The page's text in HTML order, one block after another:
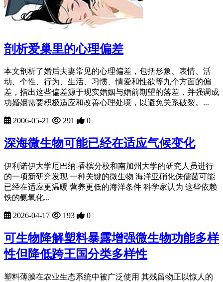
剖析爱巢里的心理偏差
本文剖析了婚后夫妻常见的心理偏差，包括形象、表情、活
动、个性、行为、生活、习惯、情爱和性欲等九个方面的偏
差，指出这些偏差源于现实婚姻与婚前期望的落差，并强调成
功婚姻需要积极适应和改善心理处境，以避免关系破裂。...
2006-05-21 291 0
深海微生物可能已经在适应气候变化
伊利诺伊大学厄巴纳-香槟分校和南加州大学的研究人员进行
的一项新研究发现 一种关键的微生物 海洋亚硝化侏儒菌可能
已经在适应更温暖 营养更低的海洋条件 科学家认为 这些依赖
铁的氨氧化...
2026-04-17 193 0
可生物降解塑料暴露增强微生物功能多样
性但降低跨王国分类多样性
塑料薄膜在农业生态系统中被广泛使用 其残留物正以惊人的